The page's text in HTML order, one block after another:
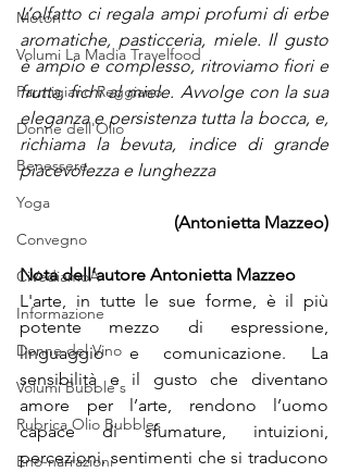
Motori
Volumi La Madia Travelfood
Parmigiano Reggiano
Donne dell'Olio
Benessere
Yoga
Convegno
CiVediamoA
Informazione
Donne del Vino
Volumi Bubble's
Rubrica Olio Bubbles
Eno-narrazioni
L’olfatto ci regala ampi profumi di erbe
aromatiche, pasticceria, miele. Il gusto
è ampio e complesso, ritroviamo fiori e
frutta, fichi al miele. Avvolge con la sua
eleganza e persistenza tutta la bocca, e,
richiama la bevuta, indice di grande
piacevolezza e lunghezza
(Antonietta Mazzeo)
Nota dell’autore Antonietta Mazzeo
L'arte, in tutte le sue forme, è il più
potente mezzo di espressione,
linguaggio e comunicazione. La
sensibilità e il gusto che diventano
amore per l’arte, rendono l’uomo
capace di sfumature, intuizioni,
percezioni, sentimenti che si traducono